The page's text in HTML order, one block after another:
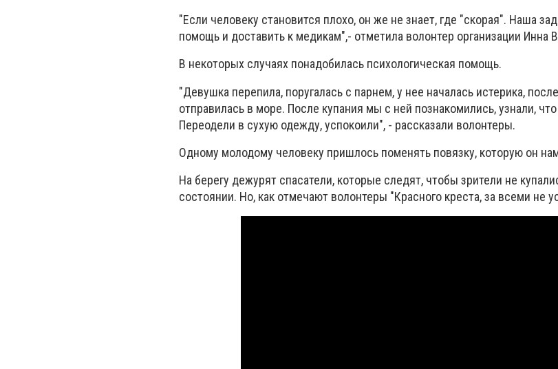
"Если человеку становится плохо, он же не знает, где "скорая". Наша
помощь и доставить к медикам",- отметила волонтер организации Инна
В некоторых случаях понадобилась психологическая помощь.
"Девушка перепила, поругалась с парнем, у нее началась истерика,
отправилась в море. После купания мы с ней познакомились, узнали,
Переодели в сухую одежду, успокоили", - рассказали волонтеры.
Одному молодому человеку пришлось поменять повязку, которую он
На берегу дежурят спасатели, которые следят, чтобы зрители не
состоянии. Но, как отмечают волонтеры "Красного креста, за всеми не